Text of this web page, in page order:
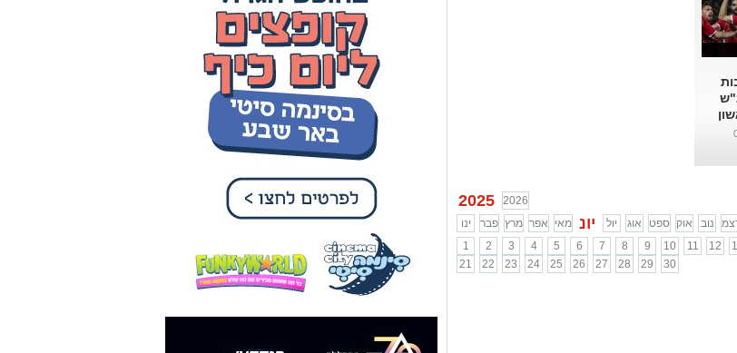
2025
2026
ינו
פבר מרץ אפר מאי יונ יול אוג ספט אוק נוב
1
2 3 4 5 6 7 8 9 10 11 12
21
22 23 24 25 26 27 28 29 30